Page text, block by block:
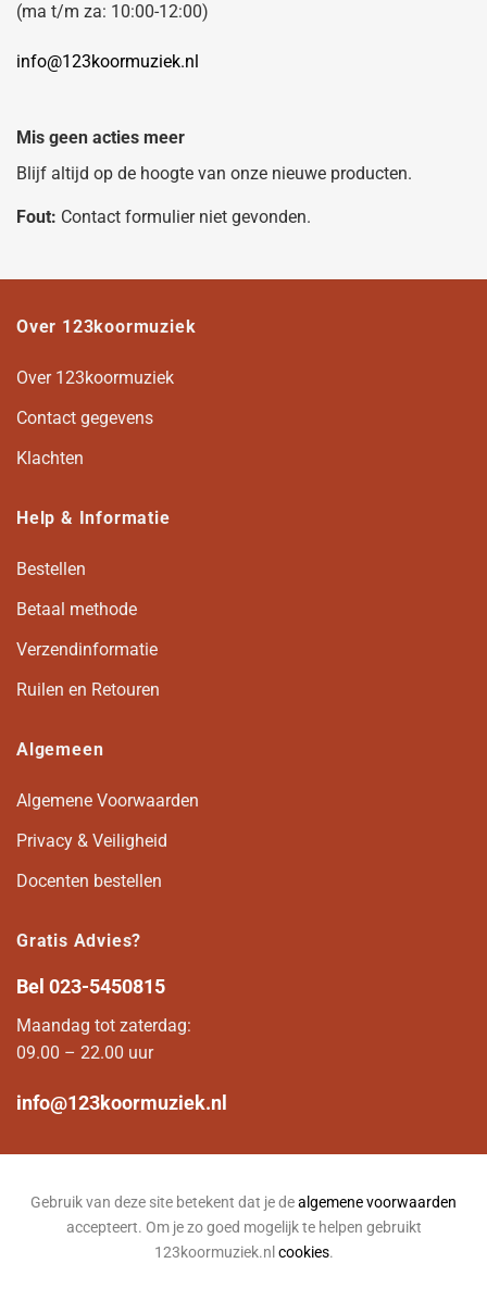
(ma t/m za: 10:00-12:00)
info@123koormuziek.nl
Mis geen acties meer
Blijf altijd op de hoogte van onze nieuwe producten.
Fout: Contact formulier niet gevonden.
Over 123koormuziek
Over 123koormuziek
Contact gegevens
Klachten
Help & Informatie
Bestellen
Betaal methode
Verzendinformatie
Ruilen en Retouren
Algemeen
Algemene Voorwaarden
Privacy & Veiligheid
Docenten bestellen
Gratis Advies?
Bel 023-5450815
Maandag tot zaterdag:
09.00 – 22.00 uur
info@123koormuziek.nl
Gebruik van deze site betekent dat je dealgemene voorwaarden
accepteert. Om je zo goed mogelijk te helpen gebruikt
123koormuziek.nlcookies.